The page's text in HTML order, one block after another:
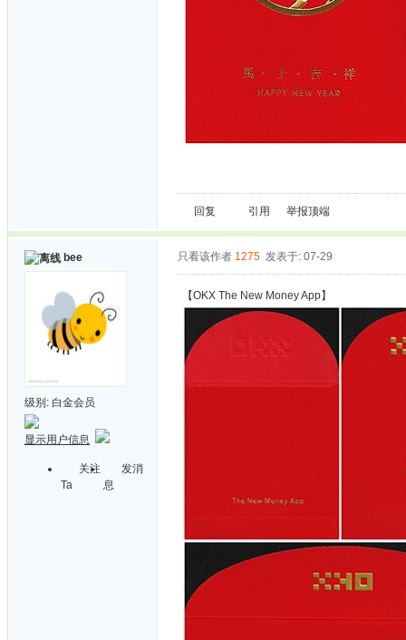
回复 引用 举报顶端
bee
级别: 白金会员
显示用户信息
关注
Ta
发消
息
只看该作者 1275 发表于: 07-29
【OKX The New Money App】